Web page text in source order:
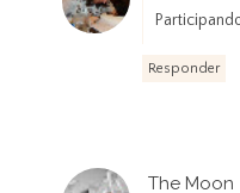
Responder
The Moon